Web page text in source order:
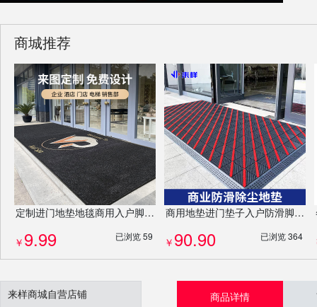
商城推荐
定制进门地垫地毯商用入户脚垫PP吸水门垫防滑垫厂家耐磨免费设计LOGO
￥ 9.99 已浏览 59
商用地垫进门垫子入户防滑脚垫酒店除尘门垫定制logo异形门垫高端防滑除尘地毯
￥ 90.90 已浏览 364
来样商城自营店铺 商品详情